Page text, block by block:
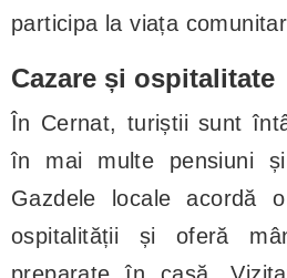
participa la viața
Cazare și ospitalitate
În Cernat, turiștii sunt
în mai multe pensiuni
Gazdele locale acordă
ospitalității și oferă